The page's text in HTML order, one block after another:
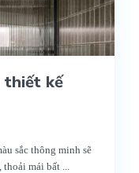
thiết kế
sắc thông minh sẽ
thoải mái bất ...